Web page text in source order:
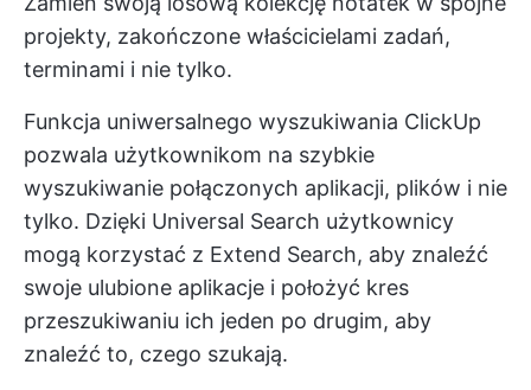
projekty, zakończone właścicielami zadań,
terminami i nie tylko.
Funkcja uniwersalnego wyszukiwania ClickUp
pozwala użytkownikom na szybkie
wyszukiwanie połączonych aplikacji, plików i nie
tylko. Dzięki Universal Search użytkownicy
mogą korzystać z Extend Search, aby znaleźć
swoje ulubione aplikacje i położyć kres
przeszukiwaniu ich jeden po drugim, aby
znaleźć to, czego szukają.